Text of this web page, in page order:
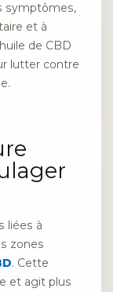
symptômes,
et à
de CBD
lutter contre
liées à
zones
. Cette
et agit plus